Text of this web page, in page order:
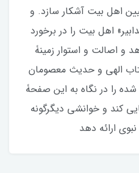
اهل بیت آشکار سازد. و
اهل بیت را در برخورد
و اصالت و استوار زمینۀ
الهی و حدیث معصومان
شده را در نگاه به این صفحۀ
کند و خوانشی دیگرگونه
ارائه دهد